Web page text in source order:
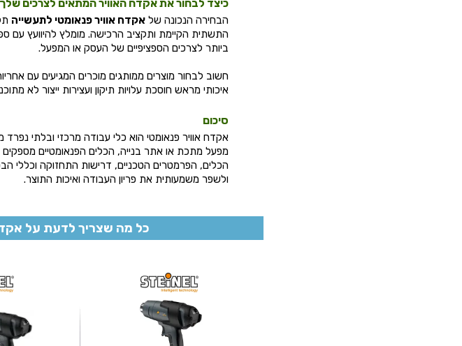
כיצד לבחור את אקדח האוויר המתאים לצרכים
הבחירה הנכונה שלאקדח אוויר פנאומטי לתעשייה
התשתית הקיימת ותקציב הרכישה. מומלץ להיוועץ עם
ביותר לצרכים הספציפיים של העסק או המפעל.
חשוב לבחור מוצרים ממותגים מוכרים המגיעים עם
איכותי מראש חוסכת עלויות תיקון ועצירות ייצור לא
סיכום
אקדח אוויר פנאומטי הוא כלי עבודה מרכזי ובלתי
מפעל מתכת או אתר בנייה, הכלים הפנאומטיים מספקים
הכלים, הפרמטרים הטכניים, דרישות התחזוקה
ולשפר משמעותית את פריון העבודה ואיכות התוצר.
כל מה שצריך לדעת על